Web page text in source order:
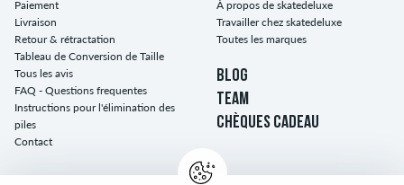
Paiement
Livraison
Retour & rétractation
Tableau de Conversion de Taille
Tous les avis
FAQ - Questions frequentes
Instructions pour l'élimination des
piles
Contact
À propos de skatedeluxe
Travailler chez skatedeluxe
Toutes les marques
BLOG
TEAM
CHÈQUES CADEAU